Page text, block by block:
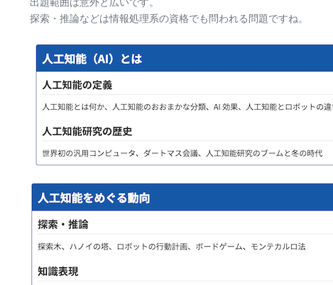
探索・推論などは情報処理系の資格でも問われる問題ですね。